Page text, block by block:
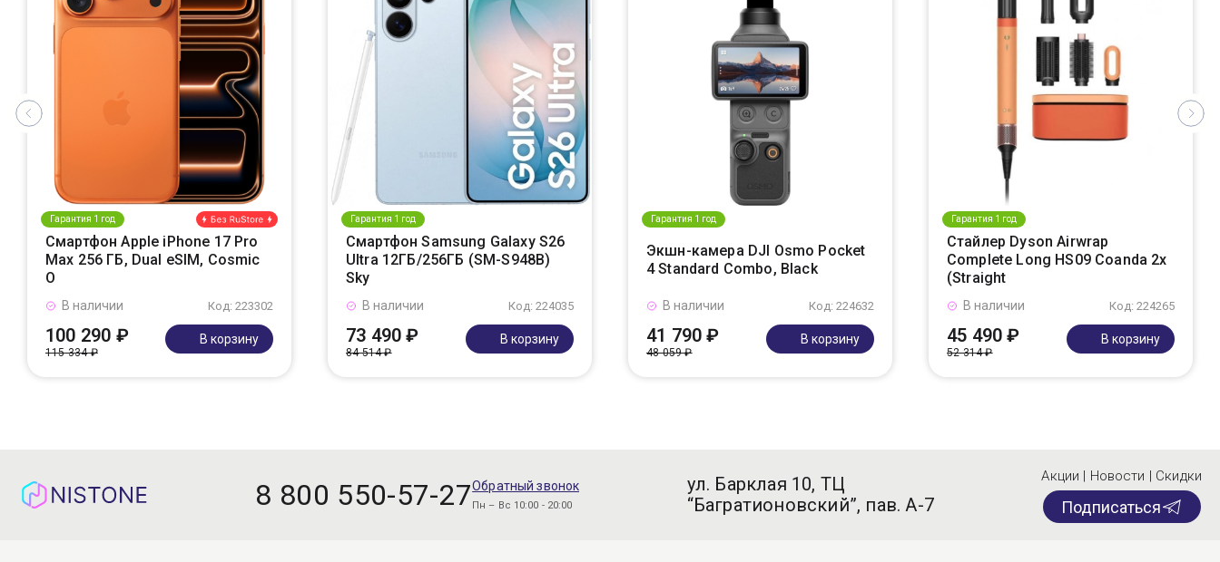
Гарантия 1 год
Смартфон Apple iPhone 17 Pro
Max 256 ГБ, Dual eSIM, Cosmic
O
Код: 223302
В наличии
100 290 ₽
115 334 ₽
В корзину
Гарантия 1 год
Смартфон Samsung Galaxy S26
Ultra 12ГБ/256ГБ (SM-S948B)
Sky
Код: 224035
В наличии
73 490 ₽
84 514 ₽
В корзину
Гарантия 1 год
Экшн-камера DJI Osmo Pocket
4 Standard Combo, Black
Код: 224632
В наличии
41 790 ₽
48 059 ₽
В корзину
Гарантия 1 год
Стайлер Dyson Airwrap
Complete Long HS09 Coanda 2x
(Straight
Код: 224265
В наличии
45 490 ₽
52 314 ₽
В корзину
8 800 550-57-27Обратный звонок
Пн – Вс 10:00 - 20:00
ул. Барклая 10, ТЦ
“Багратионовский”, пав. А-7
Акции | Новости | Скидки
Подписаться